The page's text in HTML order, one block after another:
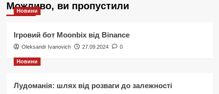
Можливо, ви пропустили
Новини
Ігровий бот Moonbix від Binance
Oleksandr Ivanovich 27.09.2024 0
Новини
Лудоманія: шлях від розваги до залежності